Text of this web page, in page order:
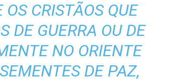
cima
ou
para
baixo
para
OS CRISTÃOS QUE
DE GUERRA OU DE
NO ORIENTE
DE PAZ,